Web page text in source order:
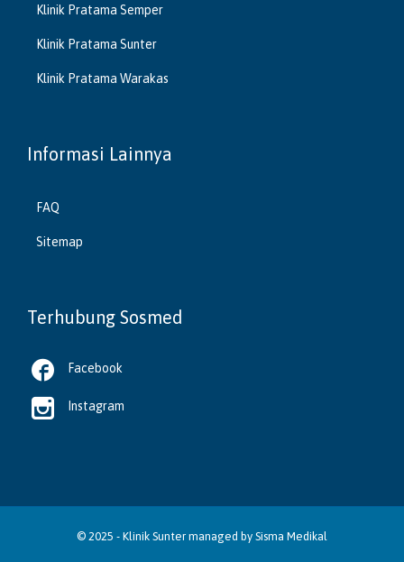
Klinik Pratama Semper
Klinik Pratama Sunter
Klinik Pratama Warakas
Informasi Lainnya
FAQ
Sitemap
Terhubung Sosmed
 Facebook
 Instagram
© 2025 - Klinik Suntermanaged by Sisma Medikal